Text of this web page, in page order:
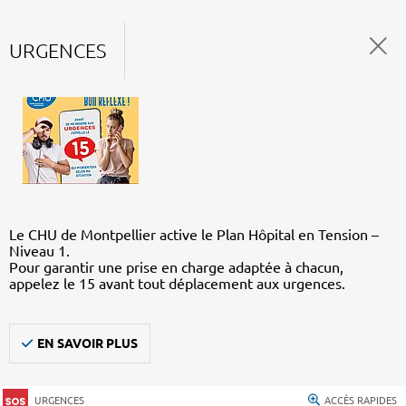
URGENCES
Le CHU de Montpellier active le Plan Hôpital en Tension –
Niveau 1.
Pour garantir une prise en charge adaptée à chacun,
appelez le 15 avant tout déplacement aux urgences.
EN SAVOIR PLUS
URGENCES ACCÈS RAPIDES